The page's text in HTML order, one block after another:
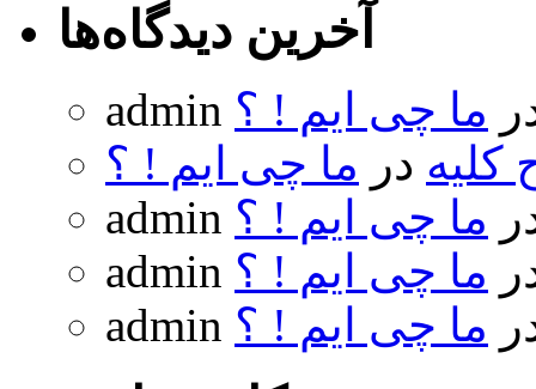
آخرین دیدگاه‌ها
admin ما چی ایم ! ؟
کلیه در ما چی ایم ! ؟
admin ما چی ایم ! ؟
admin ما چی ایم ! ؟
admin ما چی ایم ! ؟